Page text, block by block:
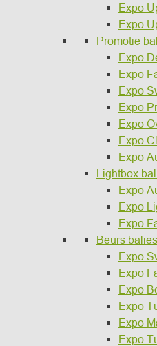
Expo
Expo
Promotie
Expo
Expo
Expo
Expo
Expo
Expo
Expo
Lightbox
Expo
Expo
Expo
Beurs balies
Expo
Expo
Expo
Expo
Expo
Expo